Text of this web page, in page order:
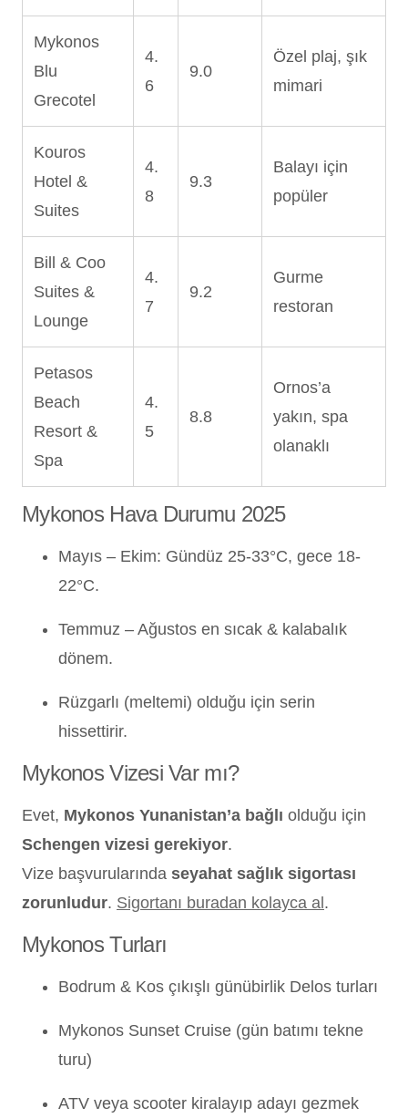
Mykonos
Blu
Grecotel
4.
6
9.0
Özel plaj, şık
mimari
Kouros
Hotel &
Suites
4.
8
9.3
Balayı için
popüler
Bill & Coo
Suites &
Lounge
4.
7
9.2
Gurme
restoran
Petasos
Beach
Resort &
Spa
4.
5
8.8
Ornos’a
yakın, spa
olanaklı
Mykonos Hava Durumu 2025
Mayıs – Ekim: Gündüz 25-33°C, gece 18-
22°C.
Temmuz – Ağustos en sıcak & kalabalık
dönem.
Rüzgarlı (meltemi) olduğu için serin
hissettirir.
Mykonos Vizesi Var mı?
Evet, Mykonos Yunanistan’a bağlı olduğu için
Schengen vizesi gerekiyor.
Vize başvurularında seyahat sağlık sigortası
zorunludur. Sigortanı buradan kolayca al.
Mykonos Turları
Bodrum & Kos çıkışlı günübirlik Delos turları
Mykonos Sunset Cruise (gün batımı tekne
turu)
ATV veya scooter kiralayıp adayı gezmek